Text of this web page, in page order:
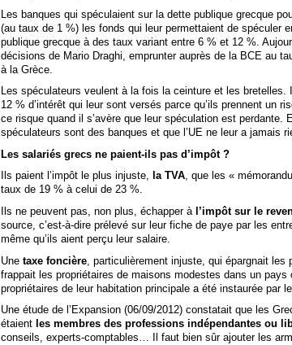
Les banques qui spéculaient sur la dette publique grecque
(au taux de 1 %) les fonds qui leur permettaient de spéculer
publique grecque à des taux variant entre 6 % et 12 %.
décisions de Mario Draghi, emprunter auprès de la BCE au
à la Grèce.
Les spéculateurs veulent à la fois la ceinture et les
12 % d’intérêt qui leur sont versés parce qu’ils prennent un
ce risque quand il s’avère que leur spéculation est perdante.
spéculateurs sont des banques et que l’UE ne leur a jamais
Les salariés grecs ne paient-ils pas d’impôt ?
Ils paient l’impôt le plus injuste, la TVA, que les «
taux de 19 % à celui de 23 %.
Ils ne peuvent pas, non plus, échapper à l’impôt sur le
source, c’est-à-dire prélevé sur leur fiche de paye par les
même qu’ils aient perçu leur salaire.
Une taxe foncière, particulièrement injuste, qui épargnait les
frappait les propriétaires de maisons modestes dans un
propriétaires de leur habitation principale a été instaurée par
Une étude de l’Expansion (06/09/2012) constatait que les
étaient les membres des professions indépendantes ou
conseils, experts-comptables… Il faut bien sûr ajouter les